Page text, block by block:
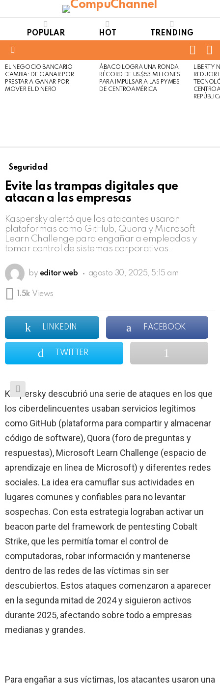
POPULAR HOT TRENDING
LATEST
STORIES
EL NEGOCIO BANCARIO
CAMBIA: DE GANAR POR
PRESTAR A GANAR POR
MOVER EL DINERO
Not
Safe
For
Click
to
view
ÁBACO LOGRA UNA RONDA
RÉCORD DE US$53 MILLONES
PARA IMPULSAR A LAS PYMES
DE CENTROAMÉRICA
LIBERTY
REDUCIR
Seguridad
Evite las trampas digitales que
atacan a las empresas
Kaspersky alertó que los atacantes usaron
plataformas como GitHub, Quora y Microsoft
Learn Challenge para engañar a empleados y
tomar control de sistemas corporativos.
by editor web agosto 30, 2025, 5:15 am
1.5k Views
LINKEDIN FACEBOOK
TWITTER
Kaspersky descubrió una serie de ataques en los que
los ciberdelincuentes usaban servicios legítimos
como GitHub (plataforma para compartir y almacenar
código de software), Quora (foro de preguntas y
respuestas), Microsoft Learn Challenge (espacio de
aprendizaje en línea de Microsoft) y diferentes redes
sociales. La idea era camuflar sus actividades en
lugares comunes y confiables para no levantar
sospechas. Con esta estrategia lograban activar un
beacon parte del framework de pentesting Cobalt
Strike, que les permitía tomar el control de
computadoras, robar información y mantenerse
dentro de las redes de las víctimas sin ser
descubiertos. Estos ataques comenzaron a aparecer
en la segunda mitad de 2024 y siguieron activos
durante 2025, afectando sobre todo a empresas
medianas y grandes.
Para engañar a sus víctimas, los atacantes usaron una